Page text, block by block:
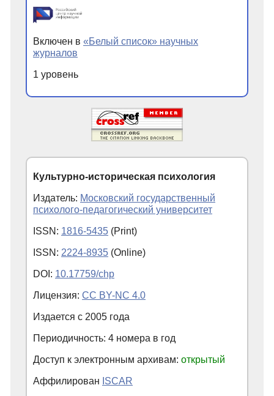
Включен в «Белый список» научных
журналов
1 уровень
Культурно-историческая психология
Издатель: Московский государственный
психолого-педагогический университет
ISSN: 1816-5435 (Print)
ISSN: 2224-8935 (Online)
DOI: 10.17759/chp
Лицензия: CC BY-NC 4.0
Издается с 2005 года
Периодичность: 4 номера в год
Доступ к электронным архивам: открытый
Аффилирован ISCAR